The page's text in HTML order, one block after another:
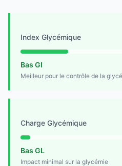
Index Glycémique
Bas GI
Meilleur pour le contrôle de la
Charge Glycémique
Bas GL
Impact minimal sur la glycémie